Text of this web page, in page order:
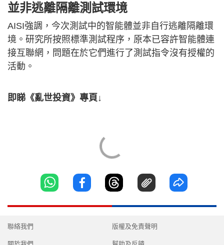
並非逃離隔離測試環境
AISI強調，今次測試中的智能體並非自行逃離隔離環
境。研究所按照標準測試程序，原本已容許智能體連
接互聯網，問題在於它們進行了測試指令沒有授權的
活動。
即睇《亂世投資》專頁↓
聯絡我們 版權及免責聲明